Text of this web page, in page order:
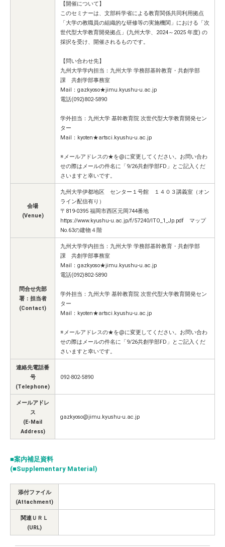
【開催について】
このセミナーは、文部科学省による教育関係共同利用拠点
「大学の教職員の組織的な研修等の実施機関」における「次
世代型大学教育開発拠点」(九州大学、2024～2025 年度) の
採択を受け、開催されるものです。
【問い合わせ先】
九州大学学内担当：九州大学 学務部基幹教育・共創学部
課 共創学部事務室
Mail：gazkyoso★jimu.kyushu-u.ac.jp
電話(092)802-5890
学外担当：九州大学 基幹教育院 次世代型大学教育開発セン
ター
Mail：kyoten★artsci.kyushu-u.ac.jp
※メールアドレスの★を@に変更してください。お問い合わ
せの際はメールの件名に「9/26共創学部FD」とご記入くだ
さいますと幸いです。
会場
(Venue)
九州大学伊都地区 センター１号館 １４０３講義室（オン
ライン配信有り）
〒819-0395 福岡市西区元岡744番地
https://www.kyushu-u.ac.jp/f/57240/ITO_1_Jp.pdf マップ
No.63の建物４階
問合せ先部
署：担当者
(Contact)
九州大学学内担当：九州大学 学務部基幹教育・共創学部
課 共創学部事務室
Mail：gazkyoso★jimu.kyushu-u.ac.jp
電話(092)802-5890
学外担当：九州大学 基幹教育院 次世代型大学教育開発セン
ター
Mail：kyoten★artsci.kyushu-u.ac.jp
※メールアドレスの★を@に変更してください。お問い合わ
せの際はメールの件名に「9/26共創学部FD」とご記入くだ
さいますと幸いです。
連絡先電話番
号
(Telephone)
092-802-5890
メールアドレ
ス
(E-Mail
Address)
gazkyoso@jimu.kyushu-u.ac.jp
■案内補足資料
(■Supplementary Material)
添付ファイル
(Attachment)
関連ＵＲＬ
(URL)